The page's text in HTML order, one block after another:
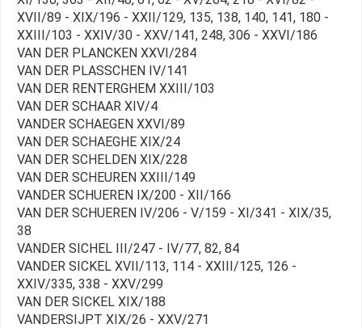
XVII/89 - XIX/196 - XXII/129, 135, 138, 140, 141, 180 -
XXIII/103 - XXIV/30 - XXV/141, 248, 306 - XXVI/186
VAN DER PLANCKEN XXVI/284
VAN DER PLASSCHEN IV/141
VAN DER RENTERGHEM XXIII/103
VAN DER SCHAAR XIV/4
VANDER SCHAEGEN XXVI/89
VAN DER SCHAEGHE XIX/24
VAN DER SCHELDEN XIX/228
VAN DER SCHEUREN XXIII/149
VANDER SCHUEREN IX/200 - XII/166
VAN DER SCHUEREN IV/206 - V/159 - XI/341 - XIX/35,
38
VANDER SICHEL III/247 - IV/77, 82, 84
VANDER SICKEL XVII/113, 114 - XXIII/125, 126 -
XXIV/335, 338 - XXV/299
VAN DER SICKEL XIX/188
VANDERSIJPT XIX/26 - XXV/271